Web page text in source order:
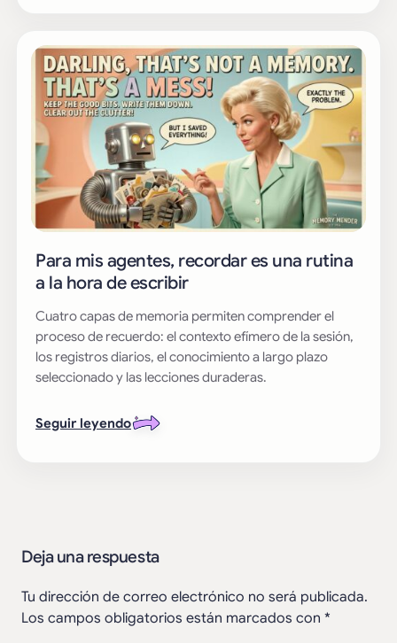
Para mis agentes, recordar es una rutina
a la hora de escribir
Cuatro capas de memoria permiten comprender el
proceso de recuerdo: el contexto efímero de la sesión,
los registros diarios, el conocimiento a largo plazo
seleccionado y las lecciones duraderas.
Seguir leyendo
Deja una respuesta
Tu dirección de correo electrónico no será publicada.
Los campos obligatorios están marcados con *